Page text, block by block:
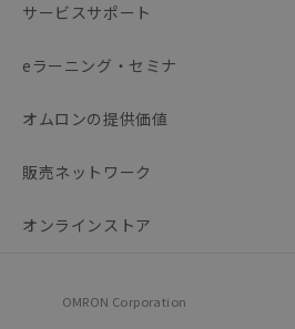
サービスサポート
eラーニング・セミナ
オムロンの提供価値
販売ネットワーク
オンラインストア
OMRON Corporation